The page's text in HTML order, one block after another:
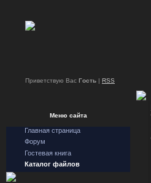
Приветствую Вас Гость | RSS
Меню сайта
Главная страница
Форум
Гостевая книга
Каталог файлов